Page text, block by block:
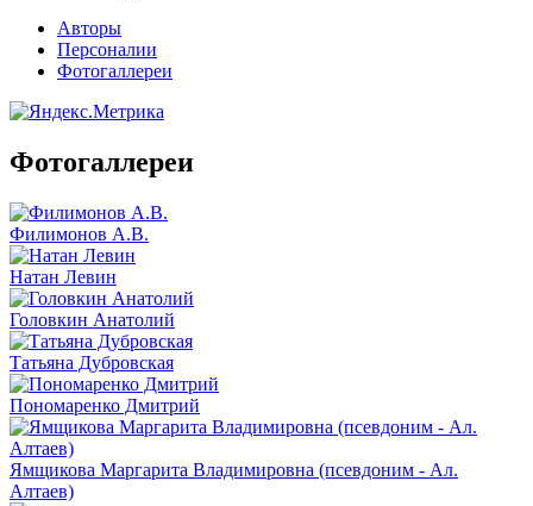
Авторы
Персоналии
Фотогаллереи
Фотогаллереи
Филимонов А.В.
Натан Левин
Головкин Анатолий
Татьяна Дубровская
Пономаренко Дмитрий
Ямщикова Маргарита Владимировна (псевдоним - Ал.
Алтаев)